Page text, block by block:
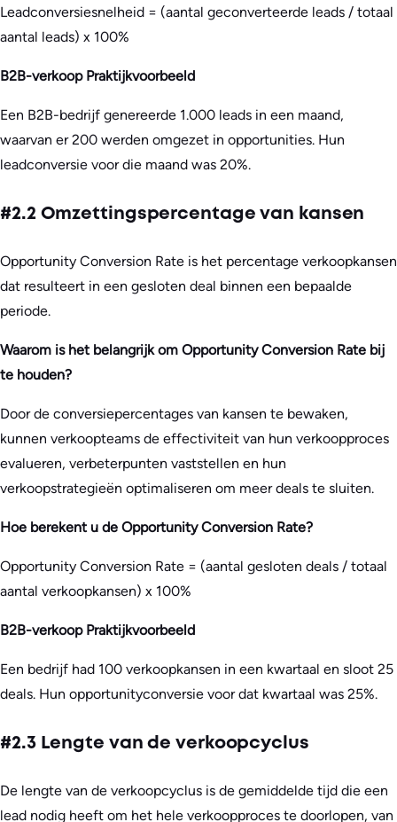
Leadconversiesnelheid = (aantal geconverteerde leads / totaal
aantal leads) x 100%
B2B-verkoop Praktijkvoorbeeld
Een B2B-bedrijf genereerde 1.000 leads in een maand,
waarvan er 200 werden omgezet in opportunities. Hun
leadconversie voor die maand was 20%.
#2.2 Omzettingspercentage van kansen
Opportunity Conversion Rate is het percentage verkoopkansen
dat resulteert in een gesloten deal binnen een bepaalde
periode.
Waarom is het belangrijk om Opportunity Conversion Rate bij
te houden?
Door de conversiepercentages van kansen te bewaken,
kunnen verkoopteams de effectiviteit van hun verkoopproces
evalueren, verbeterpunten vaststellen en hun
verkoopstrategieën optimaliseren om meer deals te sluiten.
Hoe berekent u de Opportunity Conversion Rate?
Opportunity Conversion Rate = (aantal gesloten deals / totaal
aantal verkoopkansen) x 100%
B2B-verkoop Praktijkvoorbeeld
Een bedrijf had 100 verkoopkansen in een kwartaal en sloot 25
deals. Hun opportunityconversie voor dat kwartaal was 25%.
#2.3 Lengte van de verkoopcyclus
De lengte van de verkoopcyclus is de gemiddelde tijd die een
lead nodig heeft om het hele verkoopproces te doorlopen, van